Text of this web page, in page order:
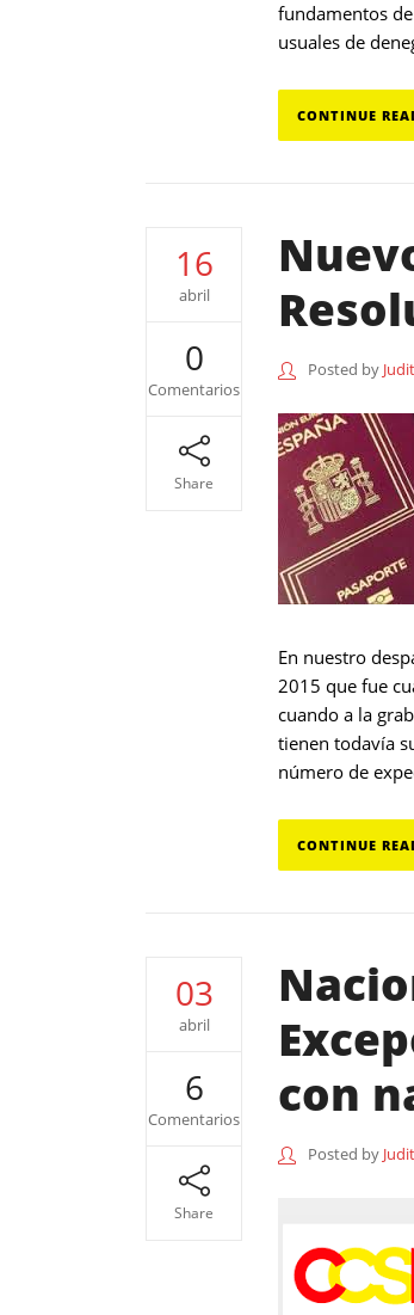
fundamentos
usuales de
CONTINUE
16
abril
0
Comentarios
Share
Posted by
En nuestro
2015 que fue
cuando a la
tienen todavía
número de
CONTINUE
03
abril
6
Comentarios
Share
con
Posted by